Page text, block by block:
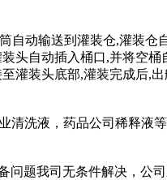
自动输送到灌装仓,灌装仓
头自动插入桶口,并将空
灌装头底部,灌装完成后,
清洗液，药品公司稀释液
题我司无条件解决，公